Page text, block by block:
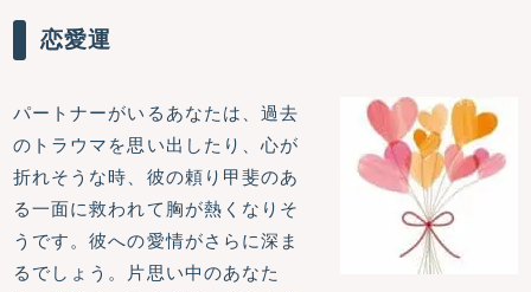
恋愛運
パートナーがいるあなたは、過去
のトラウマを思い出したり、心が
折れそうな時、彼の頼り甲斐のあ
る一面に救われて胸が熱くなりそ
うです。彼への愛情がさらに深ま
るでしょう。片思い中のあなた